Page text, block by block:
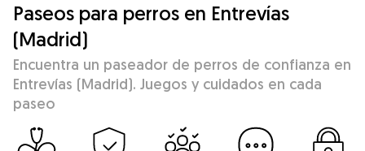
Paseos para perros en Entrevías
(Madrid)
Encuentra un paseador de perros de confianza en
Entrevías (Madrid). Juegos y cuidados en cada
paseo